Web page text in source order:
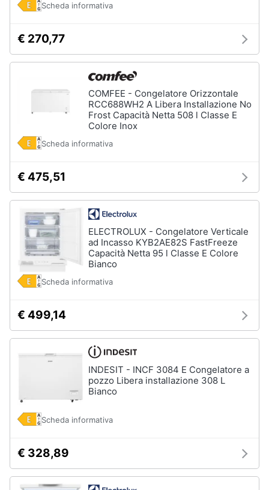
Scheda informativa
€ 270,77
COMFEE - Congelatore Orizzontale
RCC688WH2 A Libera Installazione No
Frost Capacità Netta 508 l Classe E
Colore Inox
Scheda informativa
€ 475,51
ELECTROLUX - Congelatore Verticale
ad Incasso KYB2AE82S FastFreeze
Capacità Netta 95 l Classe E Colore
Bianco
Scheda informativa
€ 499,14
INDESIT - INCF 3084 E Congelatore a
pozzo Libera installazione 308 L
Bianco
Scheda informativa
€ 328,89